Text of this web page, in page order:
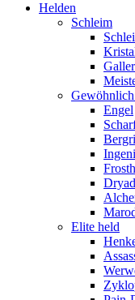
Helden
Schleim
Engel
Elite held